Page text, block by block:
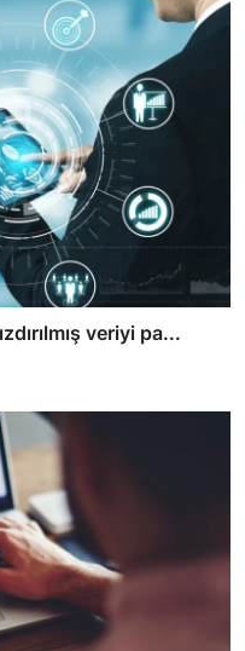
veriyi pa...